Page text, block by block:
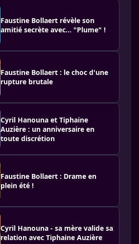
Faustine Bollaert révèle son
amitié secrète avec... "Plume" !
Faustine Bollaert : le choc d'une
rupture brutale
Cyril Hanouna et Tiphaine
Auzière : un anniversaire en
toute discrétion
Faustine Bollaert : Drame en
plein été !
Cyril Hanouna - sa mère valide sa
relation avec Tiphaine Auzière